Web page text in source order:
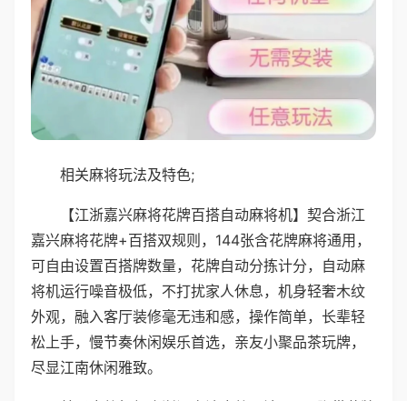
相关麻将玩法及特色;
【江浙嘉兴麻将花牌百搭自动麻将机】契合浙江
嘉兴麻将花牌+百搭双规则，144张含花牌麻将通用，
可自由设置百搭牌数量，花牌自动分拣计分，自动麻
将机运行噪音极低，不打扰家人休息，机身轻奢木纹
外观，融入客厅装修毫无违和感，操作简单，长辈轻
松上手，慢节奏休闲娱乐首选，亲友小聚品茶玩牌，
尽显江南休闲雅致。